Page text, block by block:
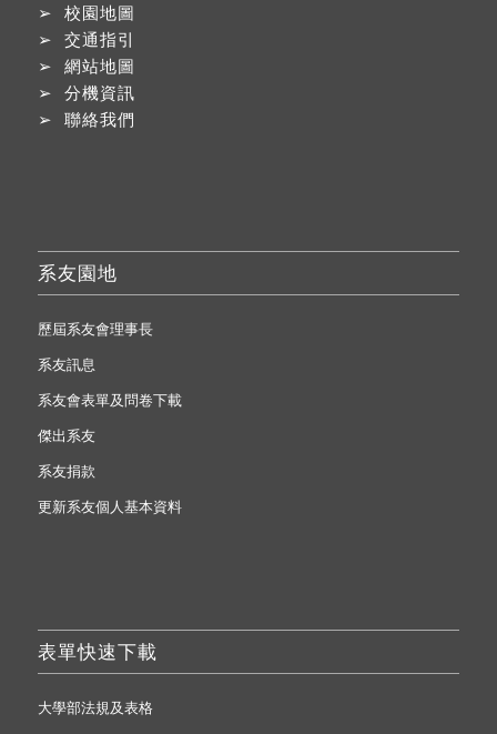
➢ 校園地圖
➢ 交通指引
➢ 網站地圖
➢ 分機資訊
➢ 聯絡我們
系友園地
歷屆系友會理事長
系友訊息
系友會表單及問卷下載
傑出系友
系友捐款
更新系友個人基本資料
表單快速下載
大學部法規及表格